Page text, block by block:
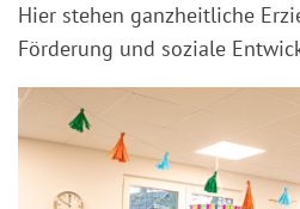
Hier stehen ganzheitliche
Förderung und soziale